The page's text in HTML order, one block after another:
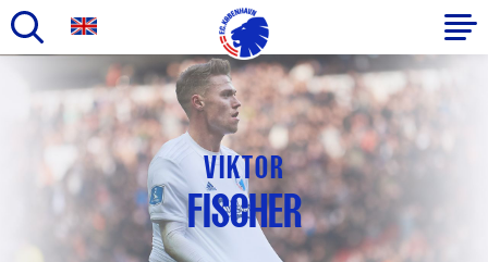
hovedindhold
Primær
navigation
VIKTOR
FISCHER